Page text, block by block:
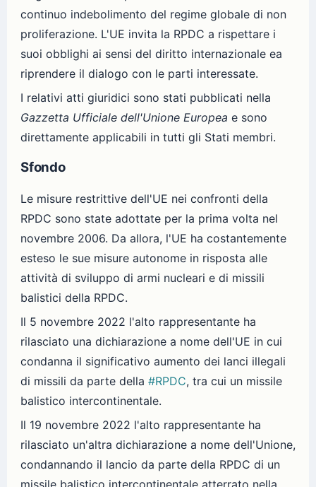
continuo indebolimento del regime globale di non
proliferazione. L'UE invita la RPDC a rispettare i
suoi obblighi ai sensi del diritto internazionale ea
riprendere il dialogo con le parti interessate.
I relativi atti giuridici sono stati pubblicati nella
Gazzetta Ufficiale dell'Unione Europea e sono
direttamente applicabili in tutti gli Stati membri.
Sfondo
Le misure restrittive dell'UE nei confronti della
RPDC sono state adottate per la prima volta nel
novembre 2006. Da allora, l'UE ha costantemente
esteso le sue misure autonome in risposta alle
attività di sviluppo di armi nucleari e di missili
balistici della RPDC.
Il 5 novembre 2022 l'alto rappresentante ha
rilasciato una dichiarazione a nome dell'UE in cui
condanna il significativo aumento dei lanci illegali
di missili da parte della #RPDC, tra cui un missile
balistico intercontinentale.
Il 19 novembre 2022 l'alto rappresentante ha
rilasciato un'altra dichiarazione a nome dell'Unione,
condannando il lancio da parte della RPDC di un